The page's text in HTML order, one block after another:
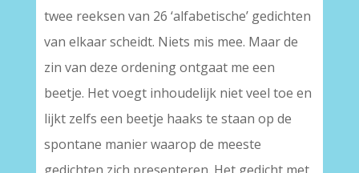
twee reeksen van 26 ‘alfabetische’ gedichten
van elkaar scheidt. Niets mis mee. Maar de
zin van deze ordening ontgaat me een
beetje. Het voegt inhoudelijk niet veel toe en
lijkt zelfs een beetje haaks te staan op de
spontane manier waarop de meeste